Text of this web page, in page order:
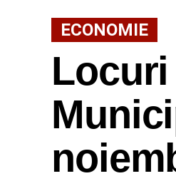
ECONOMIE